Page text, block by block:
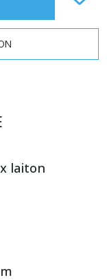
laiton